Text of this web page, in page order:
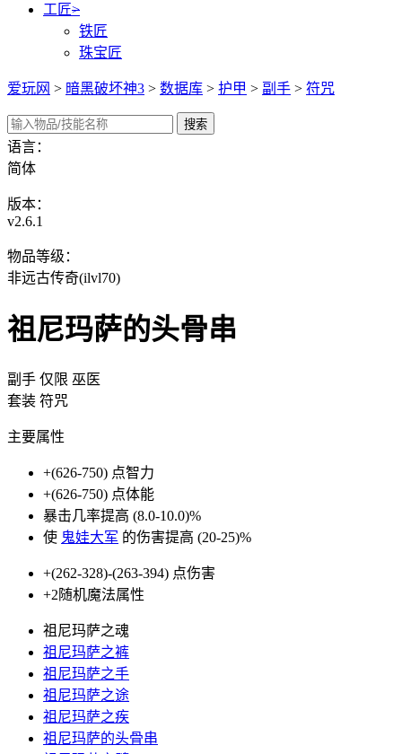
工匠>
铁匠
珠宝匠
爱玩网 > 暗黑破坏神3 > 数据库 > 护甲 > 副手 > 符咒
语言：
简体
版本：
v2.6.1
物品等级：
非远古传奇(ilvl70)
祖尼玛萨的头骨串
副手 仅限 巫医
套装 符咒
主要属性
+(626-750) 点智力
+(626-750) 点体能
暴击几率提高 (8.0-10.0)%
使 鬼娃大军 的伤害提高 (20-25)%
+(262-328)-(263-394) 点伤害
+2随机魔法属性
祖尼玛萨之魂
祖尼玛萨之裤
祖尼玛萨之手
祖尼玛萨之途
祖尼玛萨之疾
祖尼玛萨的头骨串